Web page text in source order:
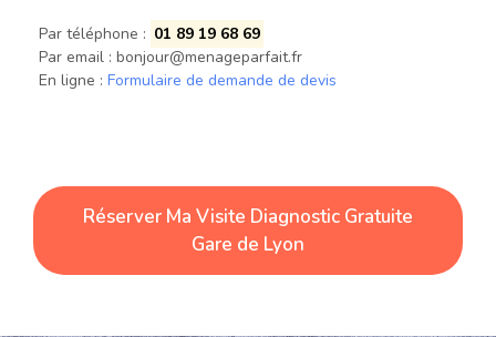
Par téléphone : 01 89 19 68 69
Par email : bonjour@menageparfait.fr
En ligne : Formulaire de demande de devis
Réserver Ma Visite Diagnostic Gratuite
Gare de Lyon